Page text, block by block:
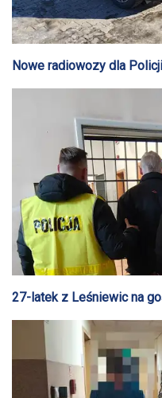
Nowe radiowozy dla
27-latek z Leśniewic na
Tomaszowie